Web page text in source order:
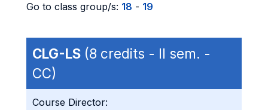
Go to class group/s: 18 - 19
CLG-LS (8 credits - II sem. -
CC)
Course Director: